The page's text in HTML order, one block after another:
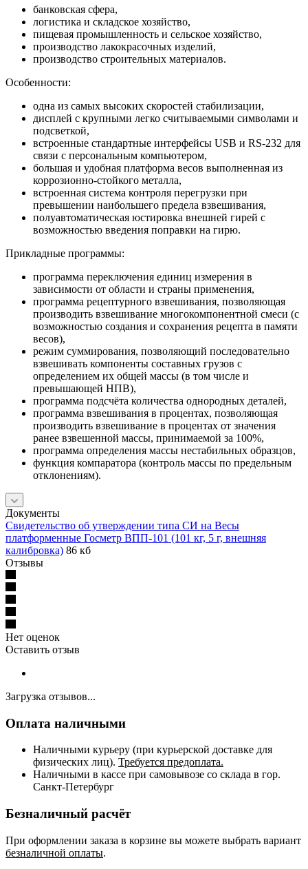
банковская сфера,
логистика и складское хозяйство,
пищевая промышленность и сельское хозяйство,
производство лакокрасочных изделий,
производство строительных материалов.
Особенности:
одна из самых высоких скоростей стабилизации,
дисплей с крупными легко считываемыми символами и
подсветкой,
встроенные стандартные интерфейсы USB и RS-232 для
связи с персональным компьютером,
большая и удобная платформа весов выполненная из
коррозионно-стойкого металла,
встроенная система контроля перегрузки при
превышении наибольшего предела взвешивания,
полуавтоматическая юстировка внешней гирей с
возможностью введения поправки на гирю.
Прикладные программы:
программа переключения единиц измерения в
зависимости от области и страны применения,
программа рецептурного взвешивания, позволяющая
производить взвешивание многокомпонентной смеси (с
возможностью создания и сохранения рецепта в памяти
весов),
режим суммирования, позволяющий последовательно
взвешивать компоненты составных грузов с
определением их общей массы (в том числе и
превышающей НПВ),
программа подсчёта количества однородных деталей,
программа взвешивания в процентах, позволяющая
производить взвешивание в процентах от значения
ранее взвешенной массы, принимаемой за 100%,
программа определения массы нестабильных образцов,
функция компаратора (контроль массы по предельным
отклонениям).
Документы
Свидетельство об утверждении типа СИ на Весы
платформенные Госметр ВПП-101 (101 кг, 5 г, внешняя
калибровка) 86 кб
Отзывы
Нет оценок
Оставить отзыв
Загрузка отзывов...
Оплата наличными
Наличными курьеру (при курьерской доставке для
физических лиц). Требуется предоплата.
Наличными в кассе при самовывозе со склада в гор.
Санкт-Петербург
Безналичный расчёт
При оформлении заказа в корзине вы можете выбрать вариант
безналичной оплаты.